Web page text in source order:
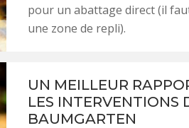
pour un abattage direct (il
une zone de repli).
UN MEILLEUR
LES INTERVENTIONS
BAUMGARTEN